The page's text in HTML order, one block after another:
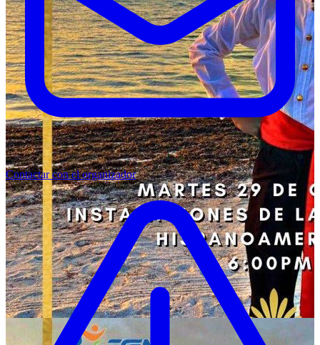
Contactar con el organizador